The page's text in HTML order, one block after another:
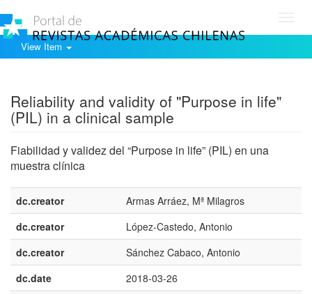
View Item
Reliability and validity of "Purpose in life"
(PIL) in a clinical sample
Fiabilidad y validez del “Purpose in life” (PIL) en una
muestra clínica
dc.creator
Armas Arráez, Mª Milagros
dc.creator
López-Castedo, Antonio
dc.creator
Sánchez Cabaco, Antonio
dc.date
2018-03-26